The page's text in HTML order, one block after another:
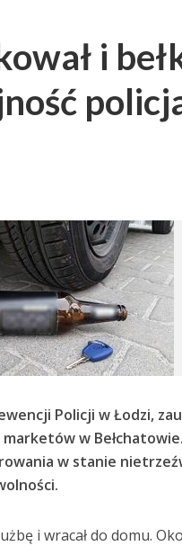
i
Policji w Łodzi,
w
w stanie
i wracał do domu.